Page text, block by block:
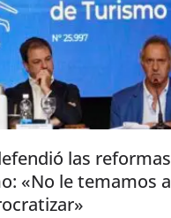
las
«No le temamos a